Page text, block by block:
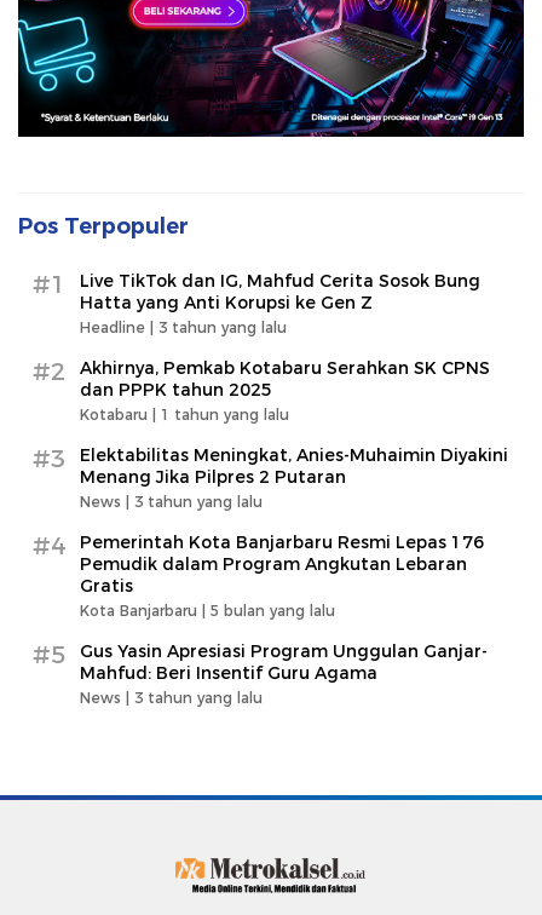
Pos Terpopuler
#1
Live TikTok dan IG, Mahfud Cerita Sosok Bung
Hatta yang Anti Korupsi ke Gen Z
Headline | 3 tahun yang lalu
#2
Akhirnya, Pemkab Kotabaru Serahkan SK CPNS
dan PPPK tahun 2025
Kotabaru | 1 tahun yang lalu
#3
Elektabilitas Meningkat, Anies-Muhaimin Diyakini
Menang Jika Pilpres 2 Putaran
News | 3 tahun yang lalu
#4
Pemerintah Kota Banjarbaru Resmi Lepas 176
Pemudik dalam Program Angkutan Lebaran
Gratis
Kota Banjarbaru | 5 bulan yang lalu
#5
Gus Yasin Apresiasi Program Unggulan Ganjar-
Mahfud: Beri Insentif Guru Agama
News | 3 tahun yang lalu